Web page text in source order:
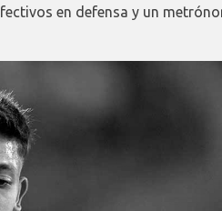
en defensa y un